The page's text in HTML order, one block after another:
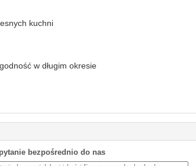
kuchni
w długim okresie
bezpośrednio do nas